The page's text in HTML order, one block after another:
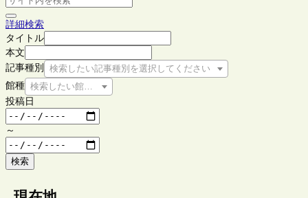
詳細検索
タイトル
本文
記事種別
検索したい記事種別を選択してください
館種 検索したい館種を選択してください
投稿日
～
検索